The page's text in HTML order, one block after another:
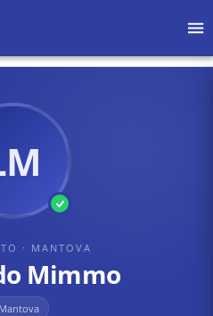
· MANTOVA
Mimmo
Mantova